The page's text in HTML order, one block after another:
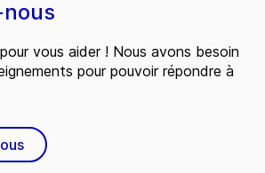
vous aider ! Nous avons besoin
pour pouvoir répondre à